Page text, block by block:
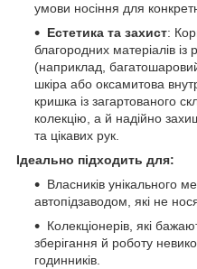
умови носіння для
Естетика та захист:
благородних матеріалів
(наприклад,
шкіра або оксамитова
кришка із загартованого
колекцію, а й надійно
та цікавих рук.
Ідеально підходить для:
Власників унікального
автопідзаводом, які не
Колекціонерів, які
зберігання й роботу
годинників.